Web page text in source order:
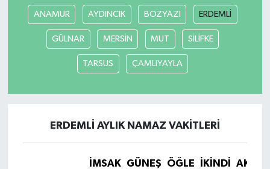
ANAMUR AYDINCIK BOZYAZI ERDEMLİ
GÜLNAR MERSİN MUT SİLİFKE
TARSUS ÇAMLIYAYLA
ERDEMLİ AYLIK NAMAZ VAKITLERI
İMSAK GÜNEŞ ÖĞLE İKINDI